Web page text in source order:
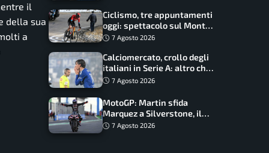
il
della sua
a
record
Ciclismo, tre appuntamenti
oggi: spettacolo sul Mont
Ventoux, orari e come
7 Agosto 2026
Calciomercato, crollo degli
italiani in Serie A: altro che
svolta dopo il Mondiale
7 Agosto 2026
MotoGP: Martin sfida
Marquez a Silverstone, il
programma e gli orari
7 Agosto 2026